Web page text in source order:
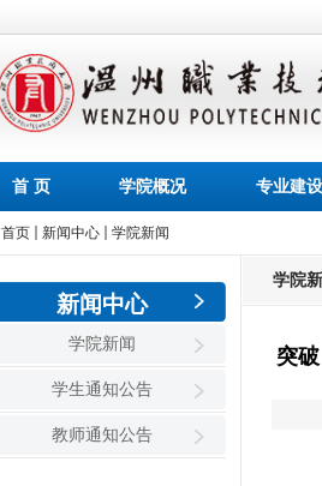
首 页 学院概况 专业建设
首页 新闻中心 学院新闻
新闻中心
学院新闻
学生通知公告
教师通知公告
学院
突